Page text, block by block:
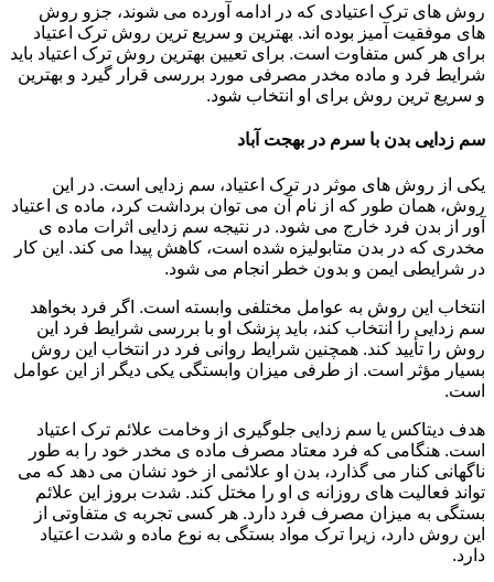
روش های ترک اعتیادی که در ادامه آورده می شوند، جزو روش
های موفقیت آمیز بوده اند. بهترین و سریع ترین روش ترک اعتیاد
برای هر کس متفاوت است. برای تعیین بهترین روش ترک اعتیاد باید
شرایط فرد و ماده مخدر مصرفی مورد بررسی قرار گیرد و بهترین
و سریع ترین روش برای او انتخاب شود.
سم زدایی بدن با سرم در بهجت آباد
یکی از روش های موثر در ترک اعتیاد، سم زدایی است. در این
روش، همان طور که از نام آن می توان برداشت کرد، ماده ی اعتیاد
آور از بدن فرد خارج می شود. در نتیجه سم زدایی اثرات ماده ی
مخدری که در بدن متابولیزه شده است، کاهش پیدا می کند. این کار
در شرایطی ایمن و بدون خطر انجام می شود.
انتخاب این روش به عوامل مختلفی وابسته است. اگر فرد بخواهد
سم زدایی را انتخاب کند، باید پزشک او با بررسی شرایط فرد این
روش را تأیید کند. همچنین شرایط روانی فرد در انتخاب این روش
بسیار مؤثر است. از طرفی میزان وابستگی یکی دیگر از این عوامل
است.
هدف دیتاکس یا سم زدایی جلوگیری از وخامت علائم ترک اعتیاد
است. هنگامی که فرد معتاد مصرف ماده ی مخدر خود را به طور
ناگهانی کنار می گذارد، بدن او علائمی از خود نشان می دهد که می
تواند فعالیت های روزانه ی او را مختل کند. شدت بروز این علائم
بستگی به میزان مصرف فرد دارد. هر کسی تجربه ی متفاوتی از
این روش دارد، زیرا ترک مواد بستگی به نوع ماده و شدت اعتیاد
دارد.